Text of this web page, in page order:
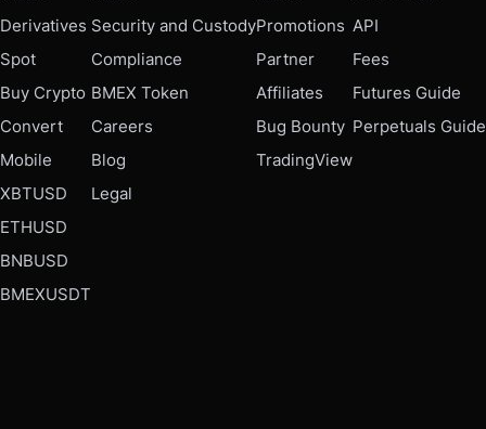
Derivatives
Spot
Buy Crypto
Convert
Mobile
XBTUSD
ETHUSD
BNBUSD
BMEXUSDT
Security and Custody
Compliance
BMEX Token
Careers
Blog
Legal
Promotions
Partner
Affiliates
Bug Bounty
TradingView
API
Fees
Futures Guide
Perpetuals Guide